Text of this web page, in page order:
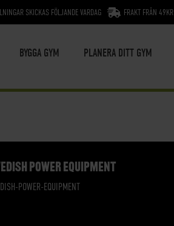
SKICKAS FÖLJANDE VARDAG FRAKT FRÅN 49KR
BYGGA GYM PLANERA DITT GYM
POWER EQUIPMENT
POWER-EQUIPMENT